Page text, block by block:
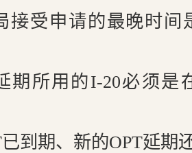
接受申请的最晚时间
期所用的I-20必须是
到期、新的OPT延期